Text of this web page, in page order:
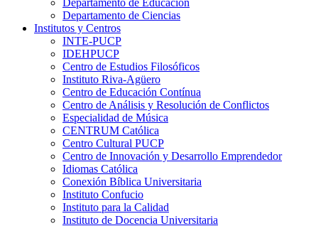
Departamento de Educación
Departamento de Ciencias
Institutos y Centros
INTE-PUCP
IDEHPUCP
Centro de Estudios Filosóficos
Instituto Riva-Agüero
Centro de Educación Contínua
Centro de Análisis y Resolución de Conflictos
Especialidad de Música
CENTRUM Católica
Centro Cultural PUCP
Centro de Innovación y Desarrollo Emprendedor
Idiomas Católica
Conexión Bíblica Universitaria
Instituto Confucio
Instituto para la Calidad
Instituto de Docencia Universitaria